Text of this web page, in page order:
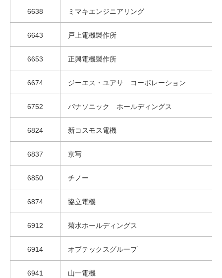
6638 ミマキエンジニアリング
6643 戸上電機製作所
6653 正興電機製作所
6674 ジーエス・ユアサ コーポレーション
6752 パナソニック ホールディングス
6824 新コスモス電機
6837 京写
6850 チノー
6874 協立電機
6912 菊水ホールディングス
6914 オプテックスグループ
6941 山一電機